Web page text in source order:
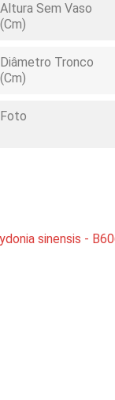
Altura Sem Vaso
(cm)
Diâmetro Tronco
(cm)
Foto